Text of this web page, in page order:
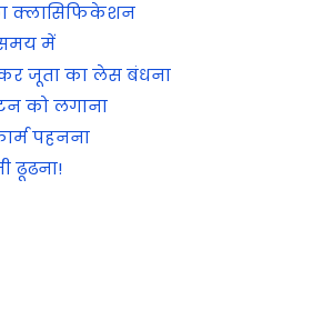
क्लासिफिकेशन
समय में
जूता का लेस बंधना
को लगाना
पहनना
ढूढना!